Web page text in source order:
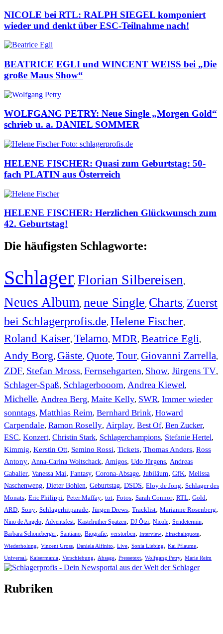
NICOLE bei RTL: RALPH SIEGEL komponiert
wieder und denkt über ESC-Teilnahme nach!
BEATRICE EGLI und WINCENT WEISS bei „Die
große Maus Show“
WOLFGANG PETRY: Neue Single „Morgen Gold“
schrieb u. a. DANIEL SOMMER
HELENE FISCHER: Quasi zum Geburtstag: 50-
fach PLATIN aus Österreich
HELENE FISCHER: Herzlichen Glückwunsch zum
42. Geburtstag!
Die häufigsten Schlagworte:
Schlager, Florian Silbereisen,
Neues Album, neue Single, Charts, Zuerst
bei Schlagerprofis.de, Helene Fischer,
Roland Kaiser, Telamo, MDR, Beatrice Egli,
Andy Borg, Gäste, Quote, Tour, Giovanni Zarrella,
ZDF, Stefan Mross, Fernsehgarten, Show, Jürgens TV,
Schlager-Spaß, Schlagerbooom, Andrea Kiewel,
Michelle, Andrea Berg, Maite Kelly, SWR, Immer wieder
sonntags, Matthias Reim, Bernhard Brink, Howard
Carpendale, Ramon Roselly, Airplay, Best Of, Ben Zucker,
ESC, Konzert, Christin Stark, Schlagerchampions, Stefanie Hertel,
Kimmig, Kerstin Ott, Semino Rossi, Tickets, Thomas Anders, Ross
Antony, Anna-Carina Woitschack, Amigos, Udo Jürgens, Andreas
Gabalier, Vanessa Mai, Fantasy, Corona-Absage, Jubiläum, GfK, Melissa
Naschenweng, Dieter Bohlen, Geburtstag, DSDS, Eloy de Jong, Schlager des
Monats, Eric Philippi, Peter Maffay, tot, Fotos, Sarah Connor, RTL, Gold,
ARD, Sony, Schlagerhitparade, Jürgen Drews, Tracklist, Marianne Rosenberg,
Nino de Angelo, Adventsfest, Kastelruther Spatzen, DJ Ötzi, Nicole, Sendetermin,
Barbara Schöneberger, Santiano, Biografie, verstorben, Interview, Einschaltquote,
Wiederholung, Vincent Gross, Daniela Alfinito, Live, Sonia Liebing, Kai Pflaume,
Universal, Kaisermania, Verschiebung, Absage, Pressetext, Wolfgang Petry, Marie Reim
Rubriken